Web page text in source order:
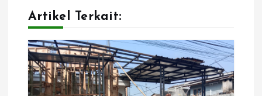
g
a
t
Artikel Terkait: